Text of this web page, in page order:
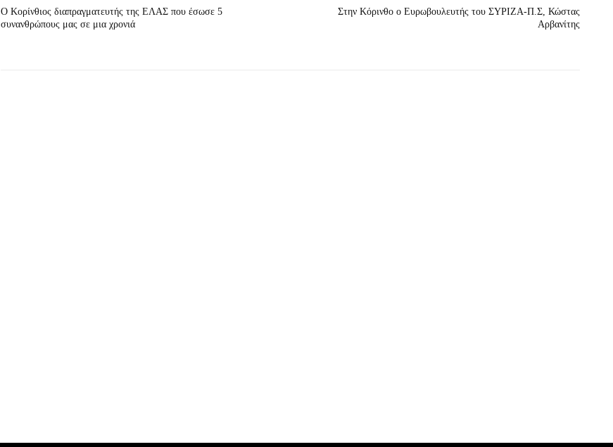
Ο Κορίνθιος διαπραγματευτής της ΕΛΑΣ που έσωσε 5
συνανθρώπους μας σε μια χρονιά
Στην Κόρινθο ο Ευρωβουλευτής του ΣΥΡΙΖΑ-Π.Σ, Κώστας
Αρβανίτης